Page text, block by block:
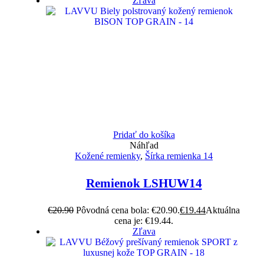
Pridať do košíka
Náhľad
Kožené remienky, Šírka remienka 14
Remienok LSHUW14
€20.90 Pôvodná cena bola: €20.90.€19.44Aktuálna
cena je: €19.44.
Zľava